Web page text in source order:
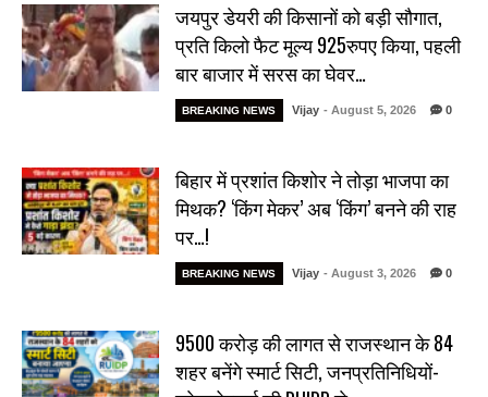
जयपुर डेयरी की किसानों को बड़ी सौगात,
प्रति किलो फैट मूल्य 925रुपए किया, पहली
बार बाजार में सरस का घेवर…
BREAKING NEWS Vijay - August 5, 2026 0
बिहार में प्रशांत किशोर ने तोड़ा भाजपा का
मिथक? ‘किंग मेकर’ अब ‘किंग’ बनने की राह
पर…!
BREAKING NEWS Vijay - August 3, 2026 0
₹9500 करोड़ की लागत से राजस्थान के 84
शहर बनेंगे स्मार्ट सिटी, जनप्रतिनिधियों-